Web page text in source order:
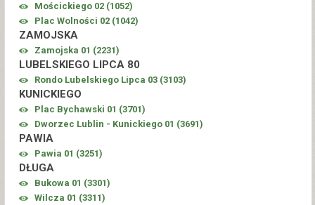
Mościckiego 02 (1052)
Plac Wolności 02 (1042)
ZAMOJSKA
Zamojska 01 (2231)
LUBELSKIEGO LIPCA 80
Rondo Lubelskiego Lipca 03 (3103)
KUNICKIEGO
Plac Bychawski 01 (3701)
Dworzec Lublin - Kunickiego 01 (3691)
PAWIA
Pawia 01 (3251)
DŁUGA
Bukowa 01 (3301)
Wilcza 01 (3311)